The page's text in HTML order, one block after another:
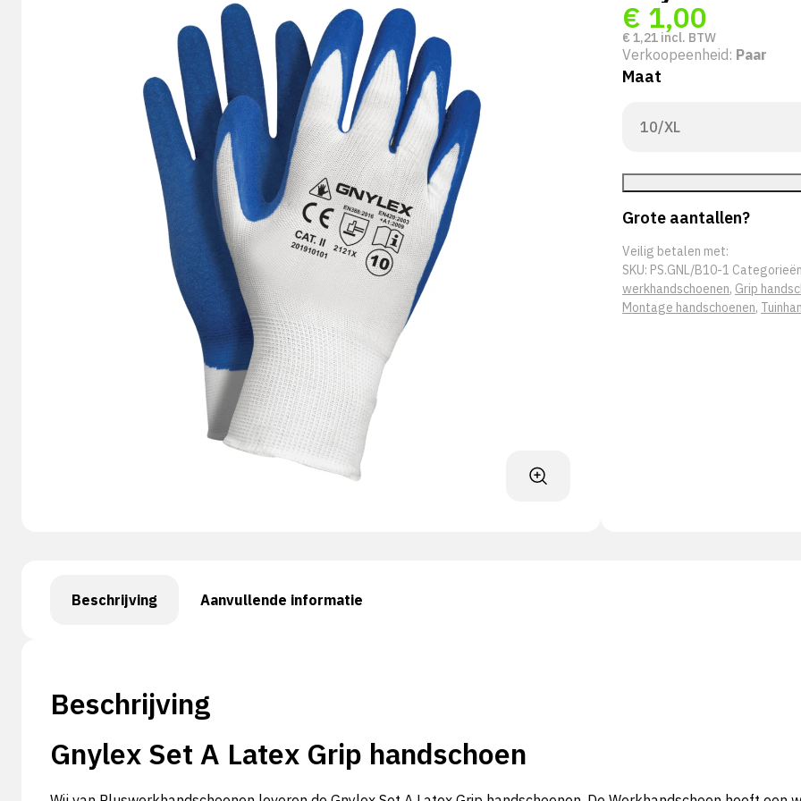
€ 1,00
€ 1,21 incl. BTW
Verkoopeenheid: Paar
Maat
Grote aantallen?
Veilig betalen met:
SKU: PS.GNL/B10-1
werkhandschoenen, Grip
Montage handschoenen,
Beschrijving Aanvullende informatie
Beschrijving
Gnylex Set A Latex Grip handschoen